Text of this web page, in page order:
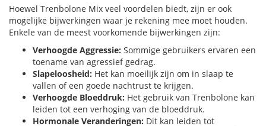
Hoewel Trenbolone Mix veel voordelen biedt, zijn er ook
mogelijke bijwerkingen waar je rekening mee moet houden.
Enkele van de meest voorkomende bijwerkingen zijn:
Verhoogde Aggressie: Sommige gebruikers ervaren een
toename van agressief gedrag.
Slapeloosheid: Het kan moeilijk zijn om in slaap te
vallen of een goede nachtrust te krijgen.
Verhoogde Bloeddruk: Het gebruik van Trenbolone kan
leiden tot een verhoging van de bloeddruk.
Hormonale Veranderingen: Dit kan leiden tot